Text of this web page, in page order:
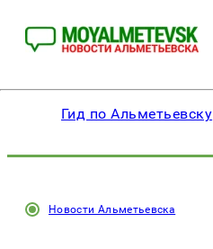
Гид по Альметьевску
Новости Альметьевска